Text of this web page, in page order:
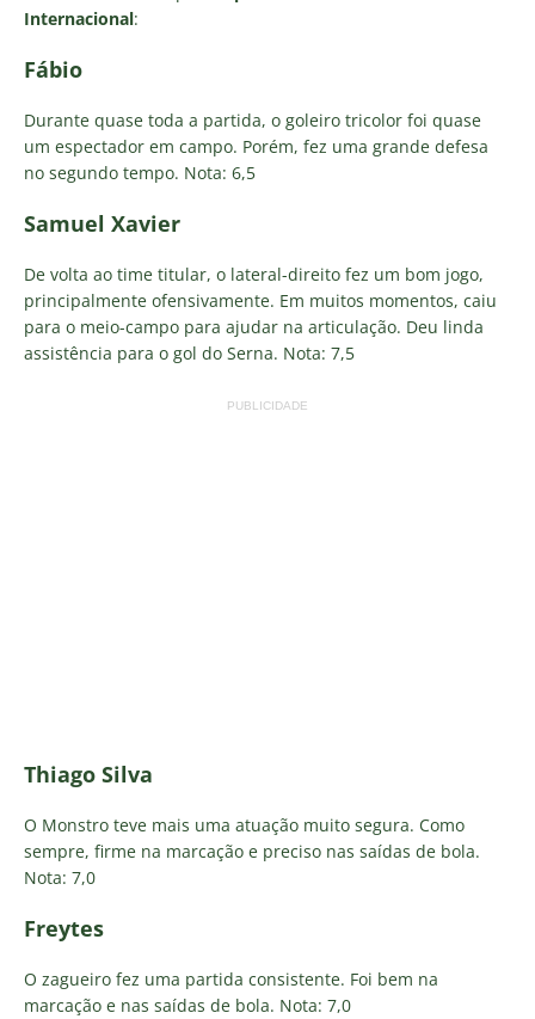
Internacional:
Fábio
Durante quase toda a partida, o goleiro tricolor foi quase
um espectador em campo. Porém, fez uma grande defesa
no segundo tempo. Nota: 6,5
Samuel Xavier
De volta ao time titular, o lateral-direito fez um bom jogo,
principalmente ofensivamente. Em muitos momentos, caiu
para o meio-campo para ajudar na articulação. Deu linda
assistência para o gol do Serna. Nota: 7,5
PUBLICIDADE
Thiago Silva
O Monstro teve mais uma atuação muito segura. Como
sempre, firme na marcação e preciso nas saídas de bola.
Nota: 7,0
Freytes
O zagueiro fez uma partida consistente. Foi bem na
marcação e nas saídas de bola. Nota: 7,0